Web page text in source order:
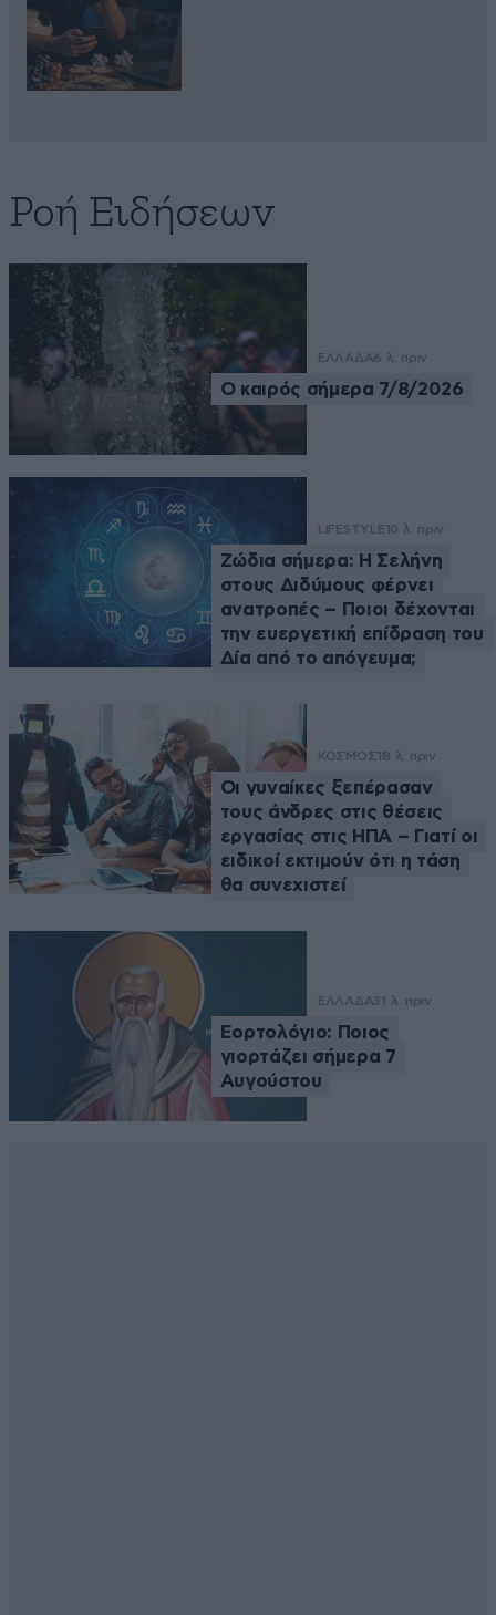
Ροή Ειδήσεων
ΕΛΛΑΔΑ6 λ. πριν
Ο καιρός σήμερα 7/8/2026
LIFESTYLE 10 λ. πριν
Ζώδια σήμερα: Η Σελήνη
στους Διδύμους φέρνει
ανατροπές – Ποιοι δέχονται
την ευεργετική επίδραση του
Δία από το απόγευμα;
ΚΟΣΜΟΣ 18 λ. πριν
Οι γυναίκες ξεπέρασαν
τους άνδρες στις θέσεις
εργασίας στις ΗΠΑ – Γιατί οι
ειδικοί εκτιμούν ότι η τάση
θα συνεχιστεί
ΕΛΛΑΔΑ31 λ. πριν
Εορτολόγιο: Ποιος
γιορτάζει σήμερα 7
Αυγούστου